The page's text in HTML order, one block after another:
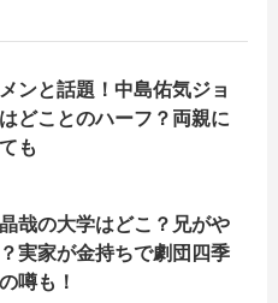
ンと話題！中島佑気ジョ
どことのハーフ？両親に
も
哉の大学はどこ？兄がや
実家が金持ちで劇団四季
噂も！